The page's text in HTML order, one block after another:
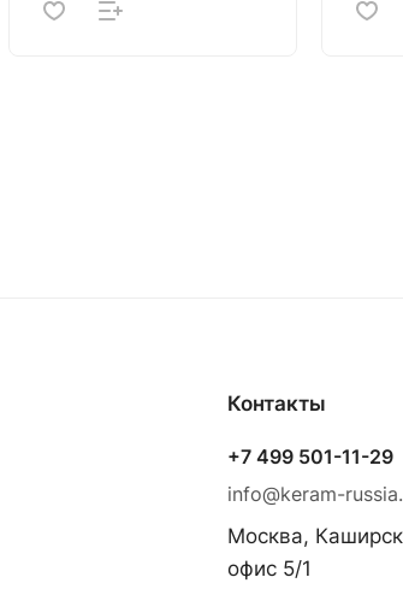
Контакты
+7 499 501-11-29
info@keram-
Москва,
офис 5/1